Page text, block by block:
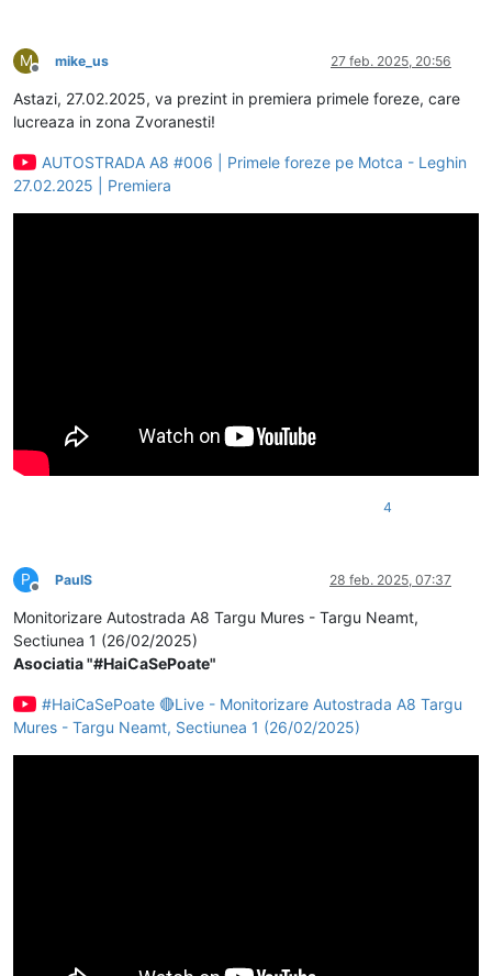
M
Deconectat
mike_us 27 feb. 2025, 20:56
Astazi, 27.02.2025, va prezint in premiera primele foreze, care
lucreaza in zona Zvoranesti!
AUTOSTRADA A8 #006 | Primele foreze pe Motca - Leghin
27.02.2025 | Premiera
4
P
Deconectat
PaulS 28 feb. 2025, 07:37
Monitorizare Autostrada A8 Targu Mures - Targu Neamt,
Sectiunea 1 (26/02/2025)
Asociatia "#HaiCaSePoate"
#HaiCaSePoate 🔴Live - Monitorizare Autostrada A8 Targu
Mures - Targu Neamt, Sectiunea 1 (26/02/2025)